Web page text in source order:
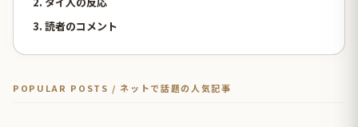
3. 読者のコメント
POPULAR POSTS / ネットで話題の人気記事